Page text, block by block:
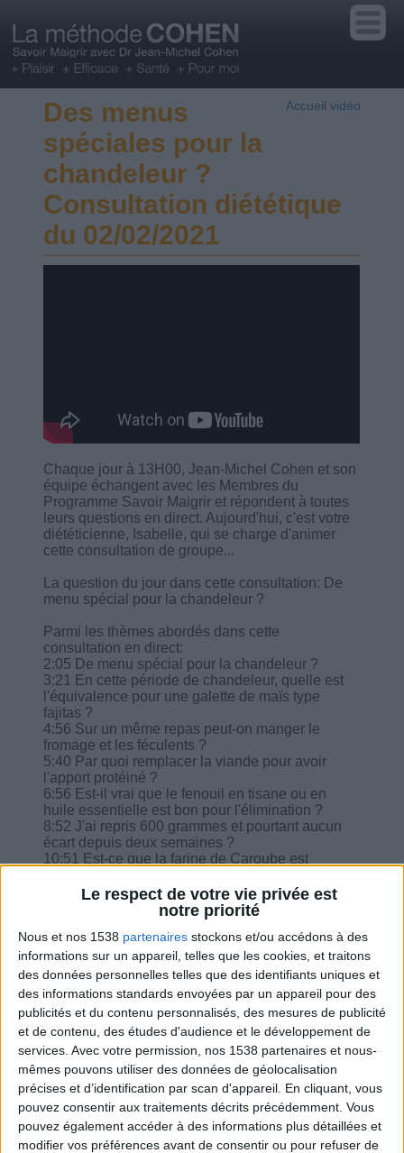
Le respect de votre vie privée est
notre priorité
Nous et nos 1538 partenaires stockons et/ou accédons à des
informations sur un appareil, telles que les cookies, et traitons
des données personnelles telles que des identifiants uniques et
des informations standards envoyées par un appareil pour des
publicités et du contenu personnalisés, des mesures de publicité
et de contenu, des études d'audience et le développement de
services. Avec votre permission, nos 1538 partenaires et nous-
mêmes pouvons utiliser des données de géolocalisation
précises et d’identification par scan d'appareil. En cliquant, vous
pouvez consentir aux traitements décrits précédemment. Vous
pouvez également accéder à des informations plus détaillées et
modifier vos préférences avant de consentir ou pour refuser de
Accueil vidéo
Des menus
spéciales pour la
chandeleur ?
Consultation diététique
du 02/02/2021
Chaque jour à 13H00, Jean-Michel Cohen et son
équipe échangent avec les Membres du
Programme Savoir Maigrir et répondent à toutes
leurs questions en direct. Aujourd'hui, c'est votre
diététicienne, Isabelle, qui se charge d'animer
cette consultation de groupe...
La question du jour dans cette consultation: De
menu spécial pour la chandeleur ?
Parmi les thèmes abordés dans cette
consultation en direct:
2:05 De menu spécial pour la chandeleur ?
3:21 En cette période de chandeleur, quelle est
l'équivalence pour une galette de maïs type
fajitas ?
4:56 Sur un même repas peut-on manger le
fromage et les féculents ?
5:40 Par quoi remplacer la viande pour avoir
l'apport protéiné ?
6:56 Est-il vrai que le fenouil en tisane ou en
huile essentielle est bon pour l'élimination ?
8:52 J'ai repris 600 grammes et pourtant aucun
écart depuis deux semaines ?
10:51 Est-ce que la farine de Caroube est
poudre de cacao dans mon lait chaud ?
11:56 J'ai eu un accident et du coup j'ai les
genoux de mobilisé et du coup pas d'activité
physique et du mal à suivre correctement mon
régime, j'ai peur de ne pas perdre.
13:40 Le régime sans sucre me convient bien
mais un peu dur par le manque de fruits.
14:27 Menu végétarien: comment remplacer le
tofu, seitan etc. à midi ?
Combien de kilos souhaitez-vous perdre ?